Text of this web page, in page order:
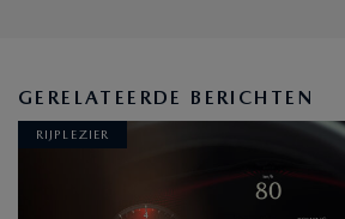
GERELATEERDE BERICHTEN
RIJPLEZIER